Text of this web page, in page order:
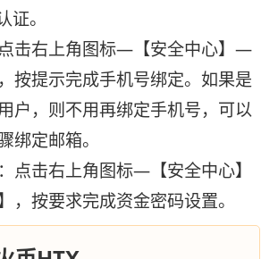
证。
击右上角图标—【安全中心】—
按提示完成手机号绑定。如果是
户，则不用再绑定手机号，可以
绑定邮箱。
点击右上角图标—【安全中心】
按要求完成资金密码设置。